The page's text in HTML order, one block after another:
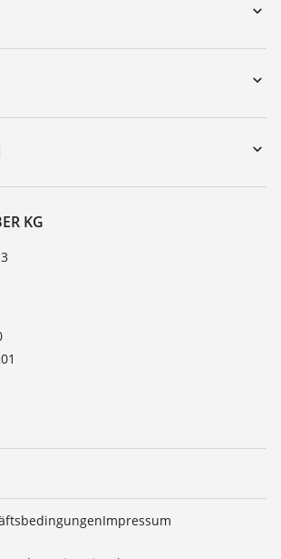
KG
Impressum